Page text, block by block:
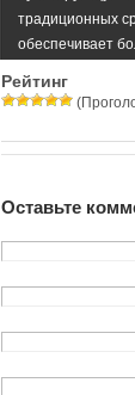
традиционных
обеспечивает
Рейтинг
Оставьте